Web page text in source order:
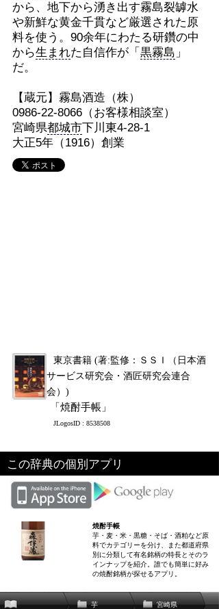
から、地下から湧き出す霧島裂罅水
や新鮮な黄金千貫など厳選された原
料を使う。90余年にわたる研鑽の中
から生まれた自信作が「 黒霧島 」
だ。
【蔵元】霧島酒造（株）
0986-22-8066（お客様相談室）
宮崎県都城市下川東4-28-1
大正5年（1916）創業
東京書籍 (著:監修：ＳＳＩ（日本酒
サービス研究会・酒匠研究会連合
会）)
「焼酎手帳」
JLogosID : 8538508
この辞典の個別アプリ
焼酎手帳
芋・麦・米・黒糖・そば・酒粕など原
料でカテゴリーを分け、また都道府県
別に分類して有名銘柄の特長とそのラ
インナップを紹介。誰でも簡単に好み
の焼酎銘柄が探せるアプリ。
芋 宮崎県